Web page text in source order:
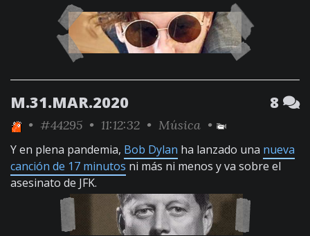
M.31.MAR.2020 8
• #44295 • 11:12:32 • Música •
Y en plena pandemia, Bob Dylan ha lanzado una nueva
canción de 17 minutos ni más ni menos y va sobre el
asesinato de JFK.